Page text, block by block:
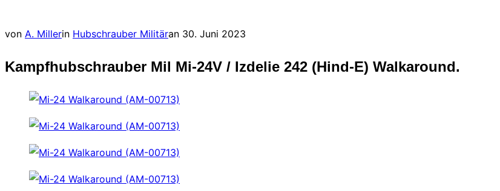
von A. Millerin Hubschrauber Militäran Veröffentlicht
30. Juni 2023
Kampfhubschrauber Mil Mi-24V / Izdelie 242 (Hind-E) Walkaround.